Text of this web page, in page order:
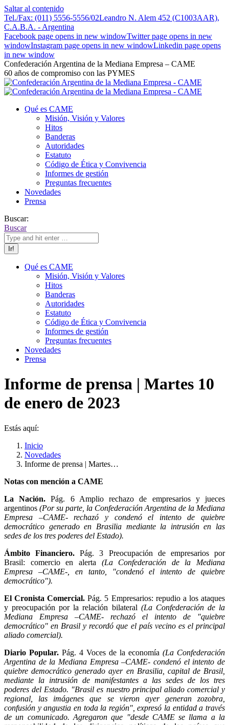
Saltar al contenido
Tel./Fax: (011) 5556-5556/02Leandro N. Alem 452 (C1003AAR),
C.A.B.A. - Argentina
Facebook page opens in new windowTwitter page opens in new
windowInstagram page opens in new windowLinkedin page opens
in new window
Confederación Argentina de la Mediana Empresa – CAME
60 años de compromiso con las PYMES
Qué es CAME
Misión, Visión y Valores
Hitos
Banderas
Autoridades
Estatuto
Código de Ética y Convivencia
Informes de gestión
Preguntas frecuentes
Novedades
Prensa
Buscar:
Buscar
Qué es CAME
Misión, Visión y Valores
Hitos
Banderas
Autoridades
Estatuto
Código de Ética y Convivencia
Informes de gestión
Preguntas frecuentes
Novedades
Prensa
Informe de prensa | Martes 10
de enero de 2023
Estás aquí:
Inicio
Novedades
Informe de prensa | Martes…
Notas con mención a CAME
La Nación. Pág. 6 Amplio rechazo de empresarios y jueces
argentinos (Por su parte, la Confederación Argentina de la Mediana
Empresa –CAME- rechazó y condenó el intento de quiebre
democrático generado en Brasilia mediante la intrusión en las
sedes de los tres poderes del Estado).
Ámbito Financiero. Pág. 3 Preocupación de empresarios por
Brasil: comercio en alerta (La Confederación de la Mediana
Empresa –CAME-, en tanto, "condenó el intento de quiebre
democrático").
El Cronista Comercial. Pág. 5 Empresarios: repudio a los ataques
y preocupación por la relación bilateral (La Confederación de la
Mediana Empresa –CAME- rechazó el intento de "quiebre
democrático" en Brasil y recordó que el país vecino es el principal
aliado comercial).
Diario Popular. Pág. 4 Voces de la economía (La Confederación
Argentina de la Mediana Empresa –CAME- condenó el intento de
quiebre democrático generado ayer en Brasilia, capital de Brasil,
mediante la intrusión de manifestantes a las sedes de los tres
poderes del Estado. "Brasil es nuestro principal aliado comercial y
regional, las imágenes que se vieron ayer generan zozobra,
confusión y angustia en toda la región", expresó la entidad a través
de un comunicado. Agregaron que "desde CAME se llama a la